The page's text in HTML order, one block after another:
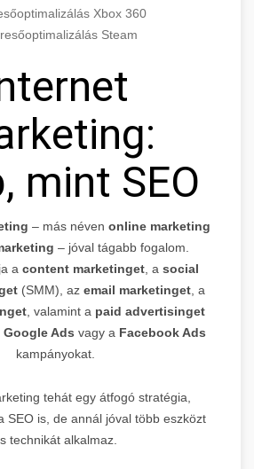
Xbox 360
Steam
mint SEO
– más néven online marketing
– jóval tágabb fogalom.
a content marketinget , a social
(SMM), az email marketinget, a
, valamint a paid advertisinget
Google Ads vagy a Facebook Ads
kampányokat.
tehát egy átfogó stratégia,
SEO is, de annál jóval több eszközt
technikát alkalmaz.